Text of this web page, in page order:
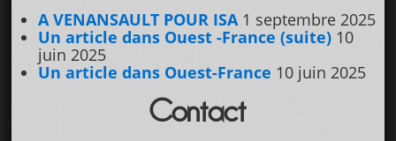
A VENANSAULT POUR ISA 1 septembre 2025
Un article dans Ouest -France (suite) 10
juin 2025
Un article dans Ouest-France 10 juin 2025
Contact